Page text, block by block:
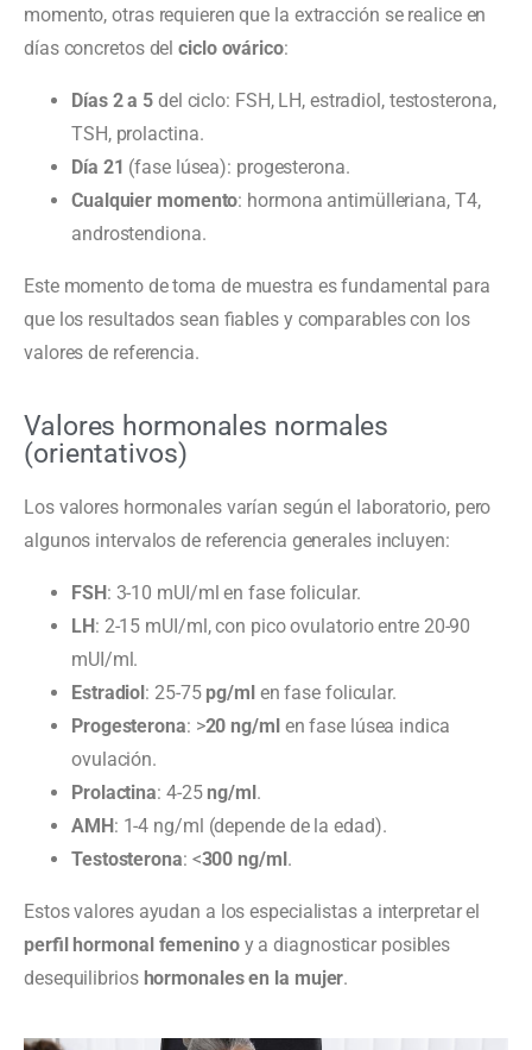
momento, otras requieren que la extracción se realice en
días concretos delciclo ovárico:
Días 2 a 5 del ciclo: FSH, LH, estradiol, testosterona,
TSH, prolactina.
Día 21 (fase lúsea): progesterona.
Cualquier momento: hormona antimülleriana, T4,
androstendiona.
Este momento de toma de muestra es fundamental para
que los resultados sean fiables y comparables con los
valores de referencia.
Valores hormonales normales
(orientativos)
Los valores hormonales varían según el laboratorio, pero
algunos intervalos de referencia generales incluyen:
FSH: 3-10 mUI/ml en fase folicular.
LH: 2-15 mUI/ml, con pico ovulatorio entre 20-90
mUI/ml.
Estradiol: 25-75 pg/mlen fase folicular.
Progesterona: >20 ng/mlen fase lúsea indica
ovulación.
Prolactina: 4-25 ng/ml.
AMH: 1-4 ng/ml (depende de la edad).
Testosterona: <300 ng/ml.
Estos valores ayudan a los especialistas a interpretar el
perfil hormonal femeninoy a diagnosticar posibles
desequilibrios hormonales en la mujer.